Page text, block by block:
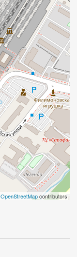
OpenStreetMapcontributors